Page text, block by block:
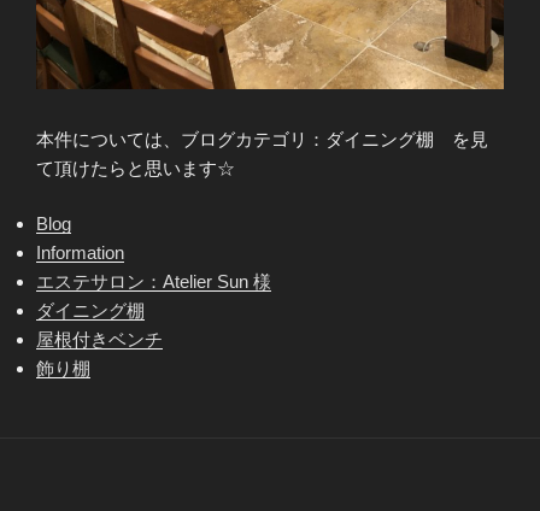
本件については、ブログカテゴリ：ダイニング棚 を見
て頂けたらと思います☆
Blog
Information
エステサロン：Atelier Sun 様
ダイニング棚
屋根付きベンチ
飾り棚